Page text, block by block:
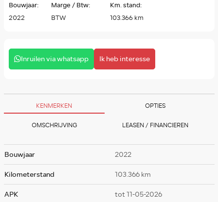
Bouwjaar:
2022
Marge / Btw:
BTW
Km. stand:
103.366 km
Inruilen via whatsapp Ik heb interesse
KENMERKEN OPTIES
OMSCHRIJVING LEASEN / FINANCIEREN
Bouwjaar
2022
Kilometerstand
103.366 km
APK
tot 11-05-2026